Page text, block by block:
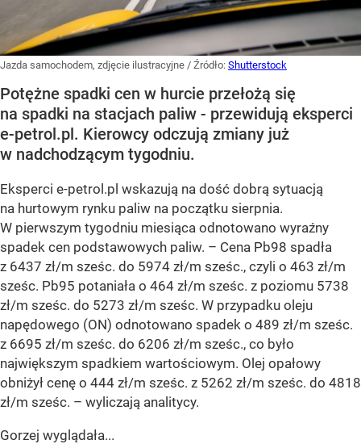
Jazda samochodem, zdjęcie ilustracyjne / Źródło: Shutterstock
Potężne spadki cen w hurcie przełożą się
na spadki na stacjach paliw - przewidują eksperci
e-petrol.pl. Kierowcy odczują zmiany już
w nadchodzącym tygodniu.
Eksperci e-petrol.pl wskazują na dość dobrą sytuacją
na hurtowym rynku paliw na początku sierpnia.
W pierwszym tygodniu miesiąca odnotowano wyraźny
spadek cen podstawowych paliw. – Cena Pb98 spadła
z 6437 zł/m sześc. do 5974 zł/m sześc., czyli o 463 zł/m
sześc. Pb95 potaniała o 464 zł/m sześc. z poziomu 5738
zł/m sześc. do 5273 zł/m sześc. W przypadku oleju
napędowego (ON) odnotowano spadek o 489 zł/m sześc.
z 6695 zł/m sześc. do 6206 zł/m sześc., co było
największym spadkiem wartościowym. Olej opałowy
obniżył cenę o 444 zł/m sześc. z 5262 zł/m sześc. do 4818
zł/m sześc. – wyliczają analitycy.
Gorzej wyglądała...